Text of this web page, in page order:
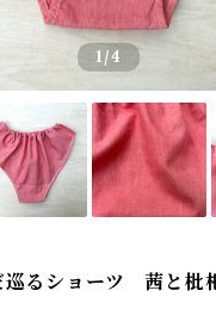
1/4
るショーツ 茜と枇